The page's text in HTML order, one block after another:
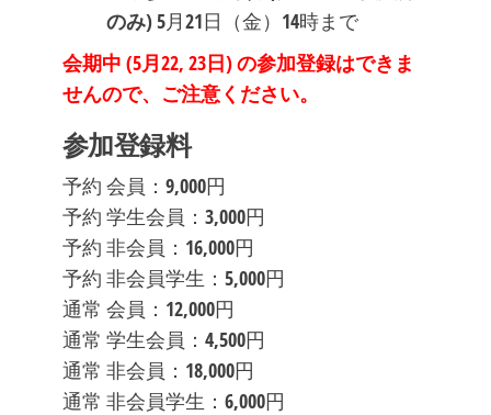
のみ)5月21日（金）14時まで
会期中 (5月22, 23日) の参加登録はできま
せんので、ご注意ください。
参加登録料
予約 会員：9,000円
予約 学生会員：3,000円
予約 非会員：16,000円
予約 非会員学生：5,000円
通常 会員：12,000円
通常 学生会員：4,500円
通常 非会員：18,000円
通常 非会員学生：6,000円